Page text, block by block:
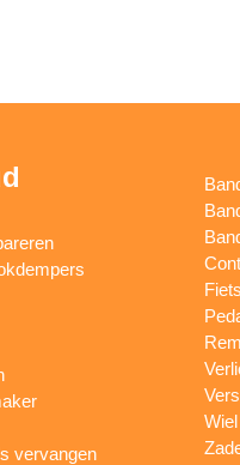
vervangen